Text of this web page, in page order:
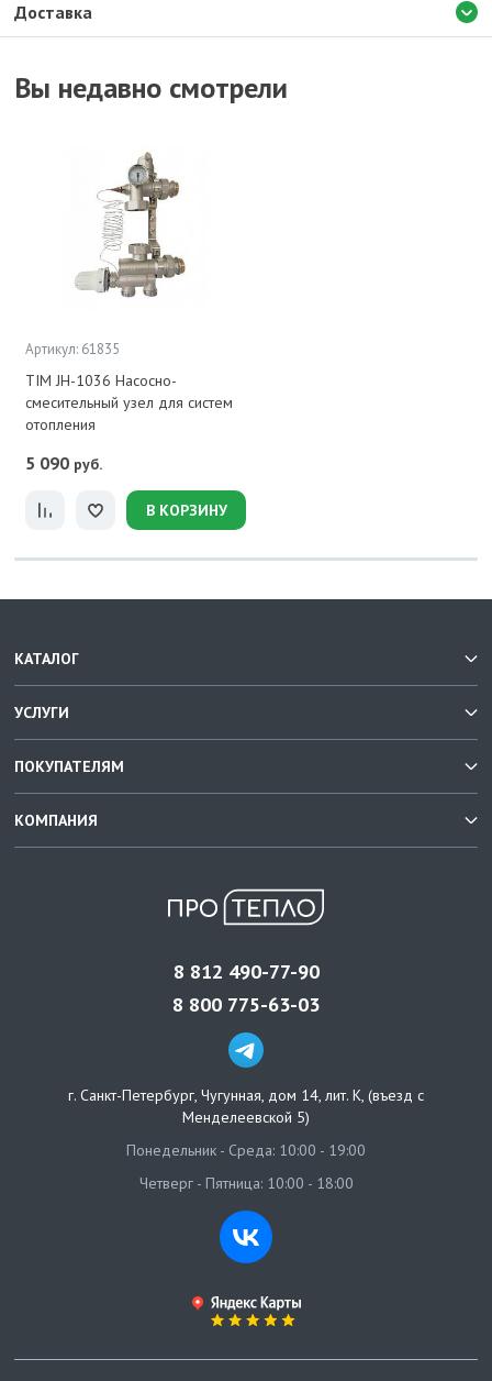
Доставка
Вы недавно смотрели
Артикул: 61835
TIM JH-1036 Насосно-
смесительный узел для систем
отопления
5 090 руб.
В КОРЗИНУ
КАТАЛОГ
УСЛУГИ
ПОКУПАТЕЛЯМ
КОМПАНИЯ
8 812 490-77-90
8 800 775-63-03
г. Санкт-Петербург, Чугунная, дом 14, лит. К, (въезд с
Менделеевской 5)
Понедельник - Среда: 10:00 - 19:00
Четверг - Пятница: 10:00 - 18:00